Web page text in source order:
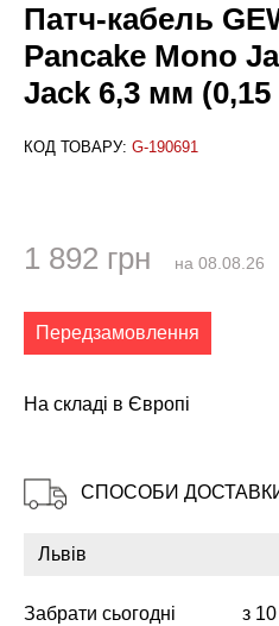
Патч-кабель
Pancake Mono
Jack 6,3 мм
КОД ТОВАРУ: G-190691
✕
1 892 грн на 08.08.26
Передзамовлення
На складі в Європі
СПОСОБИ
Забрати сьогодні
з